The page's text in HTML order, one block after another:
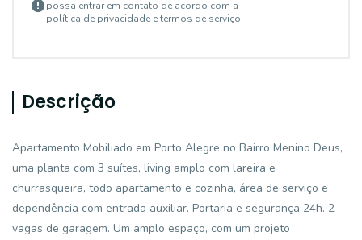
possa entrar em contato de acordo com a
política de privacidade e termos de serviço
Descrição
Apartamento Mobiliado em Porto Alegre no Bairro Menino Deus,
uma planta com 3 suítes, living amplo com lareira e
churrasqueira, todo apartamento e cozinha, área de serviço e
dependência com entrada auxiliar. Portaria e segurança 24h. 2
vagas de garagem. Um amplo espaço, com um projeto